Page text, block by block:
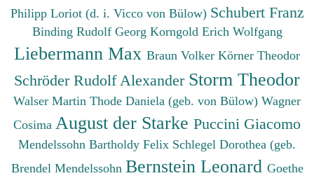
Philipp Loriot (d. i. Vicco von Bülow) Schubert Franz
Binding Rudolf Georg Korngold Erich Wolfgang
Liebermann Max Braun Volker Körner Theodor
Schröder Rudolf Alexander Storm Theodor
Walser Martin Thode Daniela (geb. von Bülow) Wagner
Cosima August der Starke Puccini Giacomo
Mendelssohn Bartholdy Felix Schlegel Dorothea (geb.
Brendel Mendelssohn Bernstein Leonard Goethe